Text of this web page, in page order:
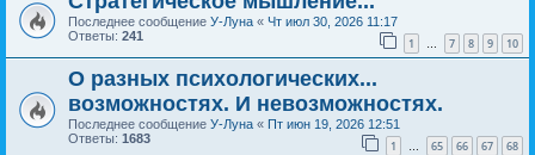
Последнее сообщение У-Луна « Чт июл 30, 2026 11:17
Ответы: 241 1 … 7 8 9 10
О разных психологических...
возможностях. И невозможностях.
Последнее сообщение У-Луна « Пт июн 19, 2026 12:51
Ответы: 1683 1 … 65 66 67 68